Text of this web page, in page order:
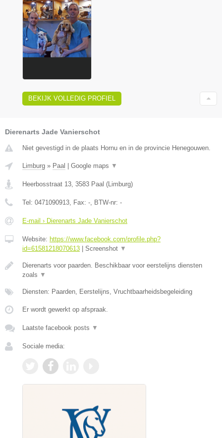
BEKIJK VOLLEDIG PROFIEL
Dierenarts Jade Vanierschot
Niet gevestigd in de plaats Hornu en in de provincie Henegouwen.
Limburg » Paal | Google maps ▼
Heerbosstraat 13 3583 Paal (Limburg)
Tel: 0471090913 , Fax: - , BTW-nr: -
E-mail › Dierenarts Jade Vanierschot
Website: https://www.facebook.com/profile.php?
id=61581218070613 | Screenshot ▼
Dierenarts voor paarden. Beschikbaar voor eerstelijns diensten
zoals ▼
Diensten: Paarden, Eerstelijns, Vruchtbaarheidsbegeleiding
Er wordt gewerkt op afspraak.
Laatste facebook posts ▼
Sociale media: